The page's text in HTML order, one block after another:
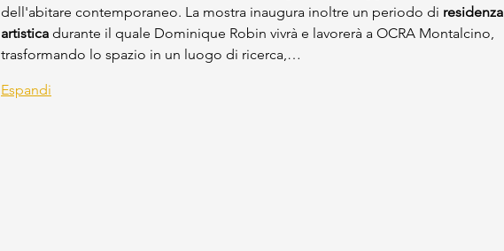
dell'abitare contemporaneo. La mostra inaugura inoltre un periodo di residenza
artistica durante il quale Dominique Robin vivrà e lavorerà a OCRA Montalcino,
trasformando lo spazio in un luogo di ricerca,…
Espandi